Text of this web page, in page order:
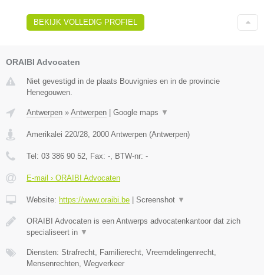
BEKIJK VOLLEDIG PROFIEL
ORAIBI Advocaten
Niet gevestigd in de plaats Bouvignies en in de provincie
Henegouwen.
Antwerpen » Antwerpen | Google maps ▼
Amerikalei 220/28 2000 Antwerpen (Antwerpen)
Tel: 03 386 90 52 , Fax: - , BTW-nr: -
E-mail › ORAIBI Advocaten
Website: https://www.oraibi.be | Screenshot ▼
ORAIBI Advocaten is een Antwerps advocatenkantoor dat zich
specialiseert in ▼
Diensten: Strafrecht, Familierecht, Vreemdelingenrecht,
Mensenrechten, Wegverkeer